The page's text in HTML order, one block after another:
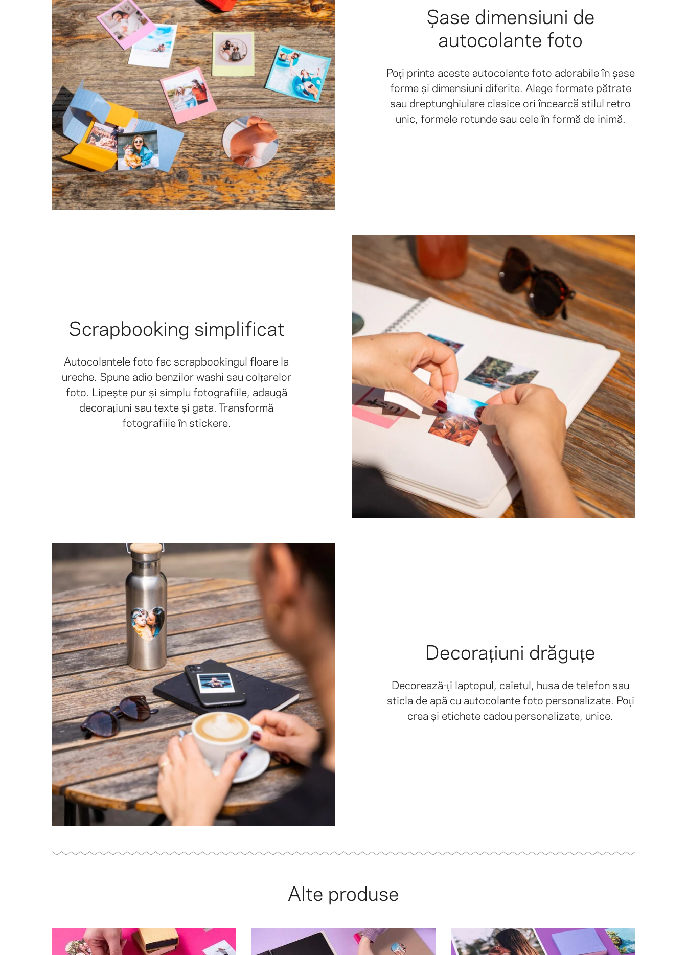
Șase dimensiuni de
autocolante foto
Poți printa aceste autocolante foto adorabile în șase
forme și dimensiuni diferite. Alege formate pătrate
sau dreptunghiulare clasice ori încearcă stilul retro
unic, formele rotunde sau cele în formă de inimă.
Scrapbooking simplificat
Autocolantele foto fac scrapbookingul floare la
ureche. Spune adio benzilor washi sau colțarelor
foto. Lipește pur și simplu fotografiile, adaugă
decorațiuni sau texte și gata. Transformă
fotografiile în stickere.
Decorațiuni drăguțe
Decorează-ți laptopul, caietul, husa de telefon sau
sticla de apă cu autocolante foto personalizate. Poți
crea și etichete cadou personalizate, unice.
Alte produse